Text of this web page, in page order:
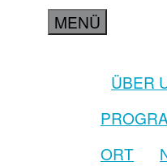
MENÜ
ÜBER
ORT